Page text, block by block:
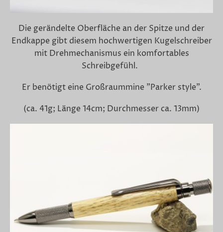
Die gerändelte Oberfläche an der Spitze und der
Endkappe gibt diesem hochwertigen Kugelschreiber
mit Drehmechanismus ein komfortables
Schreibgefühl.
Er benötigt eine Großraummine "Parker style".
(ca. 41g; Länge 14cm; Durchmesser ca. 13mm)